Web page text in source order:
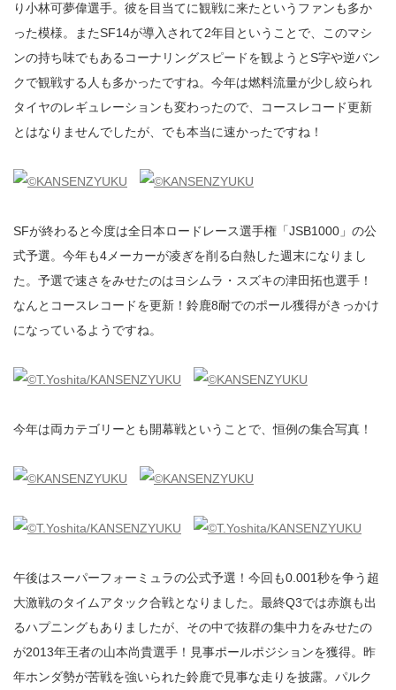
り小林可夢偉選手。彼を目当てに観戦に来たというファンも多か
った模様。またSF14が導入されて2年目ということで、このマシ
ンの持ち味でもあるコーナリングスピードを観ようとS字や逆バン
クで観戦する人も多かったですね。今年は燃料流量が少し絞られ
タイヤのレギュレーションも変わったので、コースレコード更新
とはなりませんでしたが、でも本当に速かったですね！
SFが終わると今度は全日本ロードレース選手権「JSB1000」の公
式予選。今年も4メーカーが凌ぎを削る白熱した週末になりまし
た。予選で速さをみせたのはヨシムラ・スズキの津田拓也選手！
なんとコースレコードを更新！鈴鹿8耐でのポール獲得がきっかけ
になっているようですね。
今年は両カテゴリーとも開幕戦ということで、恒例の集合写真！
午後はスーパーフォーミュラの公式予選！今回も0.001秒を争う超
大激戦のタイムアタック合戦となりました。最終Q3では赤旗も出
るハプニングもありましたが、その中で抜群の集中力をみせたの
が2013年王者の山本尚貴選手！見事ポールポジションを獲得。昨
年ホンダ勢が苦戦を強いられた鈴鹿で見事な走りを披露。パルク